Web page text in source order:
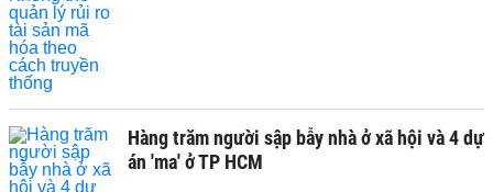
Hàng trăm người sập bẫy nhà ở xã hội và 4 dự
án 'ma' ở TP HCM